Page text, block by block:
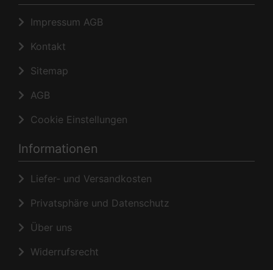
Impressum AGB
Kontakt
Sitemap
AGB
Cookie Einstellungen
Informationen
Liefer- und Versandkosten
Privatsphäre und Datenschutz
Über uns
Widerrufsrecht